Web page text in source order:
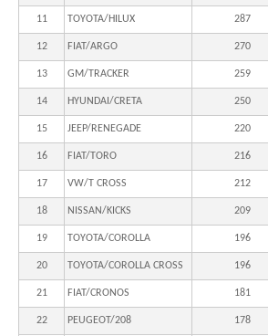
11 TOYOTA/HILUX 287
12 FIAT/ARGO 270
13 GM/TRACKER 259
14 HYUNDAI/CRETA 250
15 JEEP/RENEGADE 220
16 FIAT/TORO 216
17 VW/T CROSS 212
18 NISSAN/KICKS 209
19 TOYOTA/COROLLA 196
20 TOYOTA/COROLLA CROSS 196
21 FIAT/CRONOS 181
22 PEUGEOT/208 178